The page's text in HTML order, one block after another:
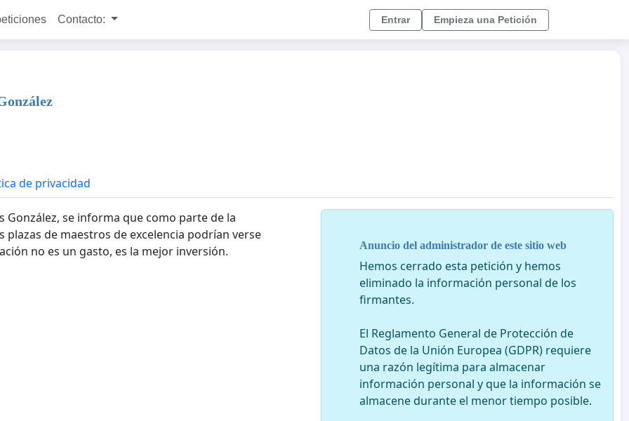
Contacto: Entrar Empieza una Petición
de privacidad
González, se informa que como parte de la
de maestros de excelencia podrían verse
no es un gasto, es la mejor inversión.
Anuncio del administrador de este sitio web
Hemos cerrado esta petición y hemos
eliminado la información personal de los
firmantes.
El Reglamento General de Protección de
Datos de la Unión Europea (GDPR) requiere
una razón legítima para almacenar
información personal y que la información se
almacene durante el menor tiempo posible.